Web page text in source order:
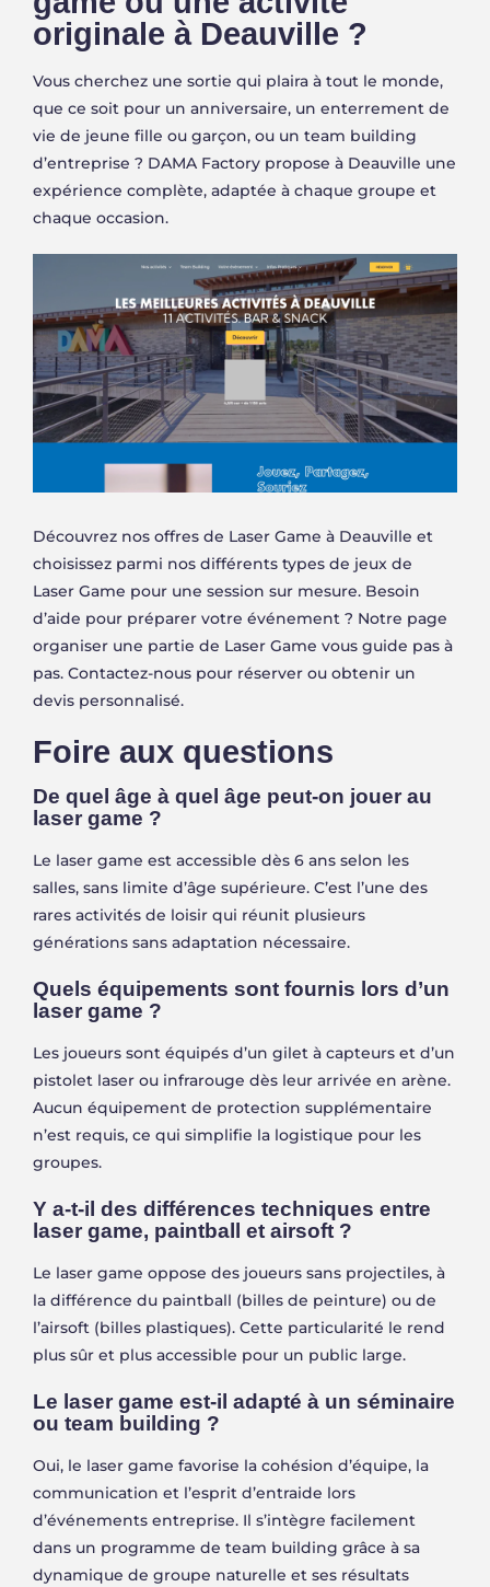
originale à Deauville ?
Vous cherchez une sortie qui plaira à tout le monde,
que ce soit pour un anniversaire, un enterrement de
vie de jeune fille ou garçon, ou un team building
d’entreprise ? DAMA Factory propose à Deauville une
expérience complète, adaptée à chaque groupe et
chaque occasion.
Découvrez nos offres de Laser Game à Deauville et
choisissez parmi nos différents types de jeux de
Laser Game pour une session sur mesure. Besoin
d’aide pour préparer votre événement ? Notre page
organiser une partie de Laser Game vous guide pas à
pas. Contactez-nous pour réserver ou obtenir un
devis personnalisé.
Foire aux questions
De quel âge à quel âge peut-on jouer au
laser game ?
Le laser game est accessible dès 6 ans selon les
salles, sans limite d’âge supérieure. C’est l’une des
rares activités de loisir qui réunit plusieurs
générations sans adaptation nécessaire.
Quels équipements sont fournis lors d’un
laser game ?
Les joueurs sont équipés d’un gilet à capteurs et d’un
pistolet laser ou infrarouge dès leur arrivée en arène.
Aucun équipement de protection supplémentaire
n’est requis, ce qui simplifie la logistique pour les
groupes.
Y a-t-il des différences techniques entre
laser game, paintball et airsoft ?
Le laser game oppose des joueurs sans projectiles, à
la différence du paintball (billes de peinture) ou de
l’airsoft (billes plastiques). Cette particularité le rend
plus sûr et plus accessible pour un public large.
Le laser game est-il adapté à un séminaire
ou team building ?
Oui, le laser game favorise la cohésion d’équipe, la
communication et l’esprit d’entraide lors
d’événements entreprise. Il s’intègre facilement
dans un programme de team building grâce à sa
dynamique de groupe naturelle et ses résultats